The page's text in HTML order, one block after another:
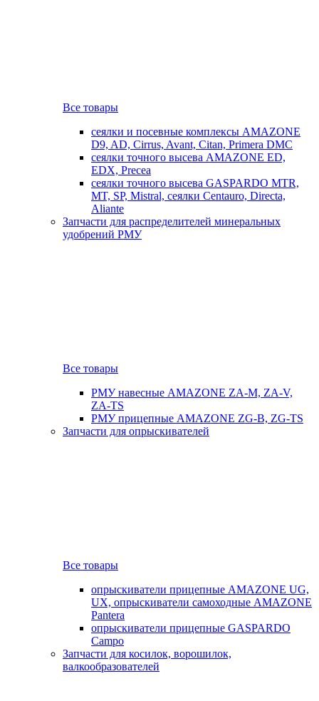
Все товары
сеялки и посевные комплексы AMAZONE
D9, AD, Cirrus, Avant, Citan, Primera DMC
сеялки точного высева AMAZONE ED,
EDX, Precea
сеялки точного высева GASPARDO MTR,
MT, SP, Mistral, сеялки Centauro, Directa,
Aliante
Запчасти для распределителей минеральных
удобрений РМУ
Все товары
РМУ навесные AMAZONE ZA-M, ZA-V,
ZA-TS
РМУ прицепные AMAZONE ZG-B, ZG-TS
Запчасти для опрыскивателей
Все товары
опрыскиватели прицепные AMAZONE UG,
UX, опрыскиватели самоходные AMAZONE
Pantera
опрыскиватели прицепные GASPARDO
Campo
Запчасти для косилок, ворошилок,
валкообразователей